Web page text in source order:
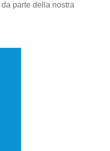
parte della nostra